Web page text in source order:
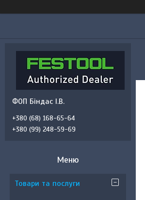
ФОП Біндас І.В.
+380 (68) 168-65-64
+380 (99) 248-59-69
Товари та послуги